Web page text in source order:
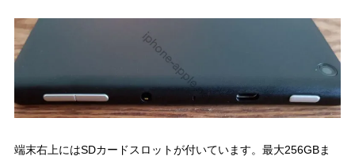
端末右上にはSDカードスロットが付いています。最大256GBま